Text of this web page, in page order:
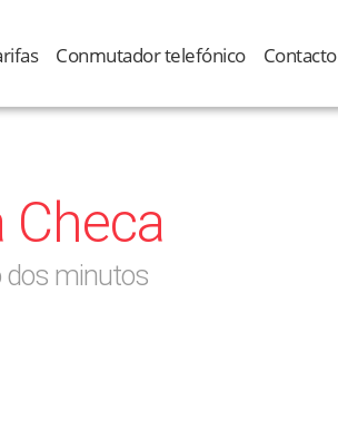
Conmutador telefónico Contacto
dos minutos